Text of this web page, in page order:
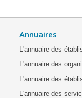
Annuaires
L'annuaire des
L'annuaire des
L'annuaire des
L'annuaire des